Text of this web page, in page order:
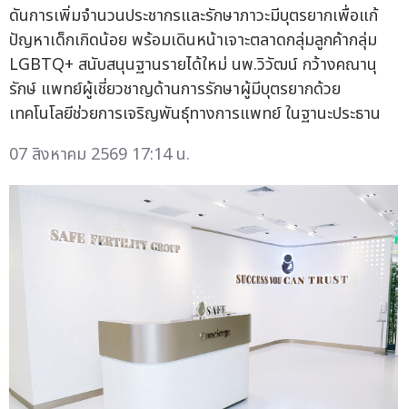
ดันการเพิ่มจำนวนประชากรและรักษาภาวะมีบุตรยากเพื่อแก้
ปัญหาเด็กเกิดน้อย พร้อมเดินหน้าเจาะตลาดกลุ่มลูกค้ากลุ่ม
LGBTQ+ สนับสนุนฐานรายได้ใหม่ นพ.วิวัฒน์ กว้างคณานุ
รักษ์ แพทย์ผู้เชี่ยวชาญด้านการรักษาผู้มีบุตรยากด้วย
เทคโนโลยีช่วยการเจริญพันธุ์ทางการแพทย์ ในฐานะประธาน
07 สิงหาคม 2569 17:14 น.